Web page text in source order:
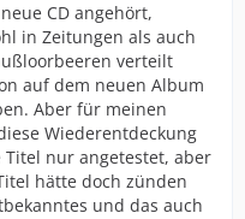
CD angehört,
in Zeitungen als auch
verteilt
auf dem neuen Album
Aber für meinen
Wiederentdeckung
nur angetestet, aber
hätte doch zünden
und das auch